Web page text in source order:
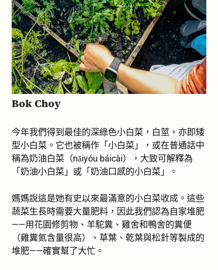
Bok Choy
今年我們得到最佳的深綠色小白菜，白莖，亦即矮
型小白菜。它也被稱作「小白菜」，或在普通話中
稱為奶油白菜（nǎiyóu báicài），大致可解釋為
「奶油小白菜」或「奶油口感的小白菜」。
媽媽說這是她有史以來最滿意的小白菜收成。這些
蔬菜生長時需要大量肥料，因此我們認為自家堆肥
——用花園修剪物、羊駝糞、雞舍和鴨舍的糞便
（雞糞氮含量很高）、草葉、乾葉與松針等製成的
堆肥——確實幫了大忙。